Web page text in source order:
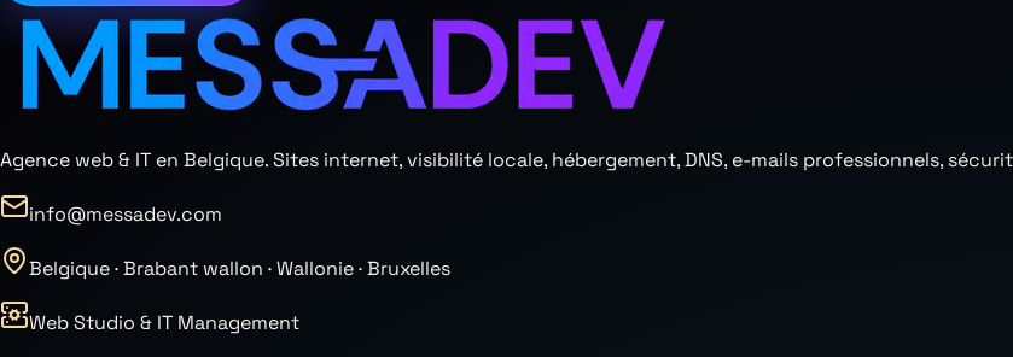
Agence web & IT en Belgique. Sites internet, visibilité locale, hébergement, DNS, e-mails professionnels,
info@messadev.com
Belgique · Brabant wallon · Wallonie · Bruxelles
Web Studio & IT Management